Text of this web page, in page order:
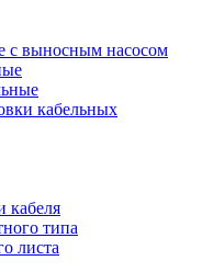
с выносным насосом
кабельных
кабеля
типа
листа